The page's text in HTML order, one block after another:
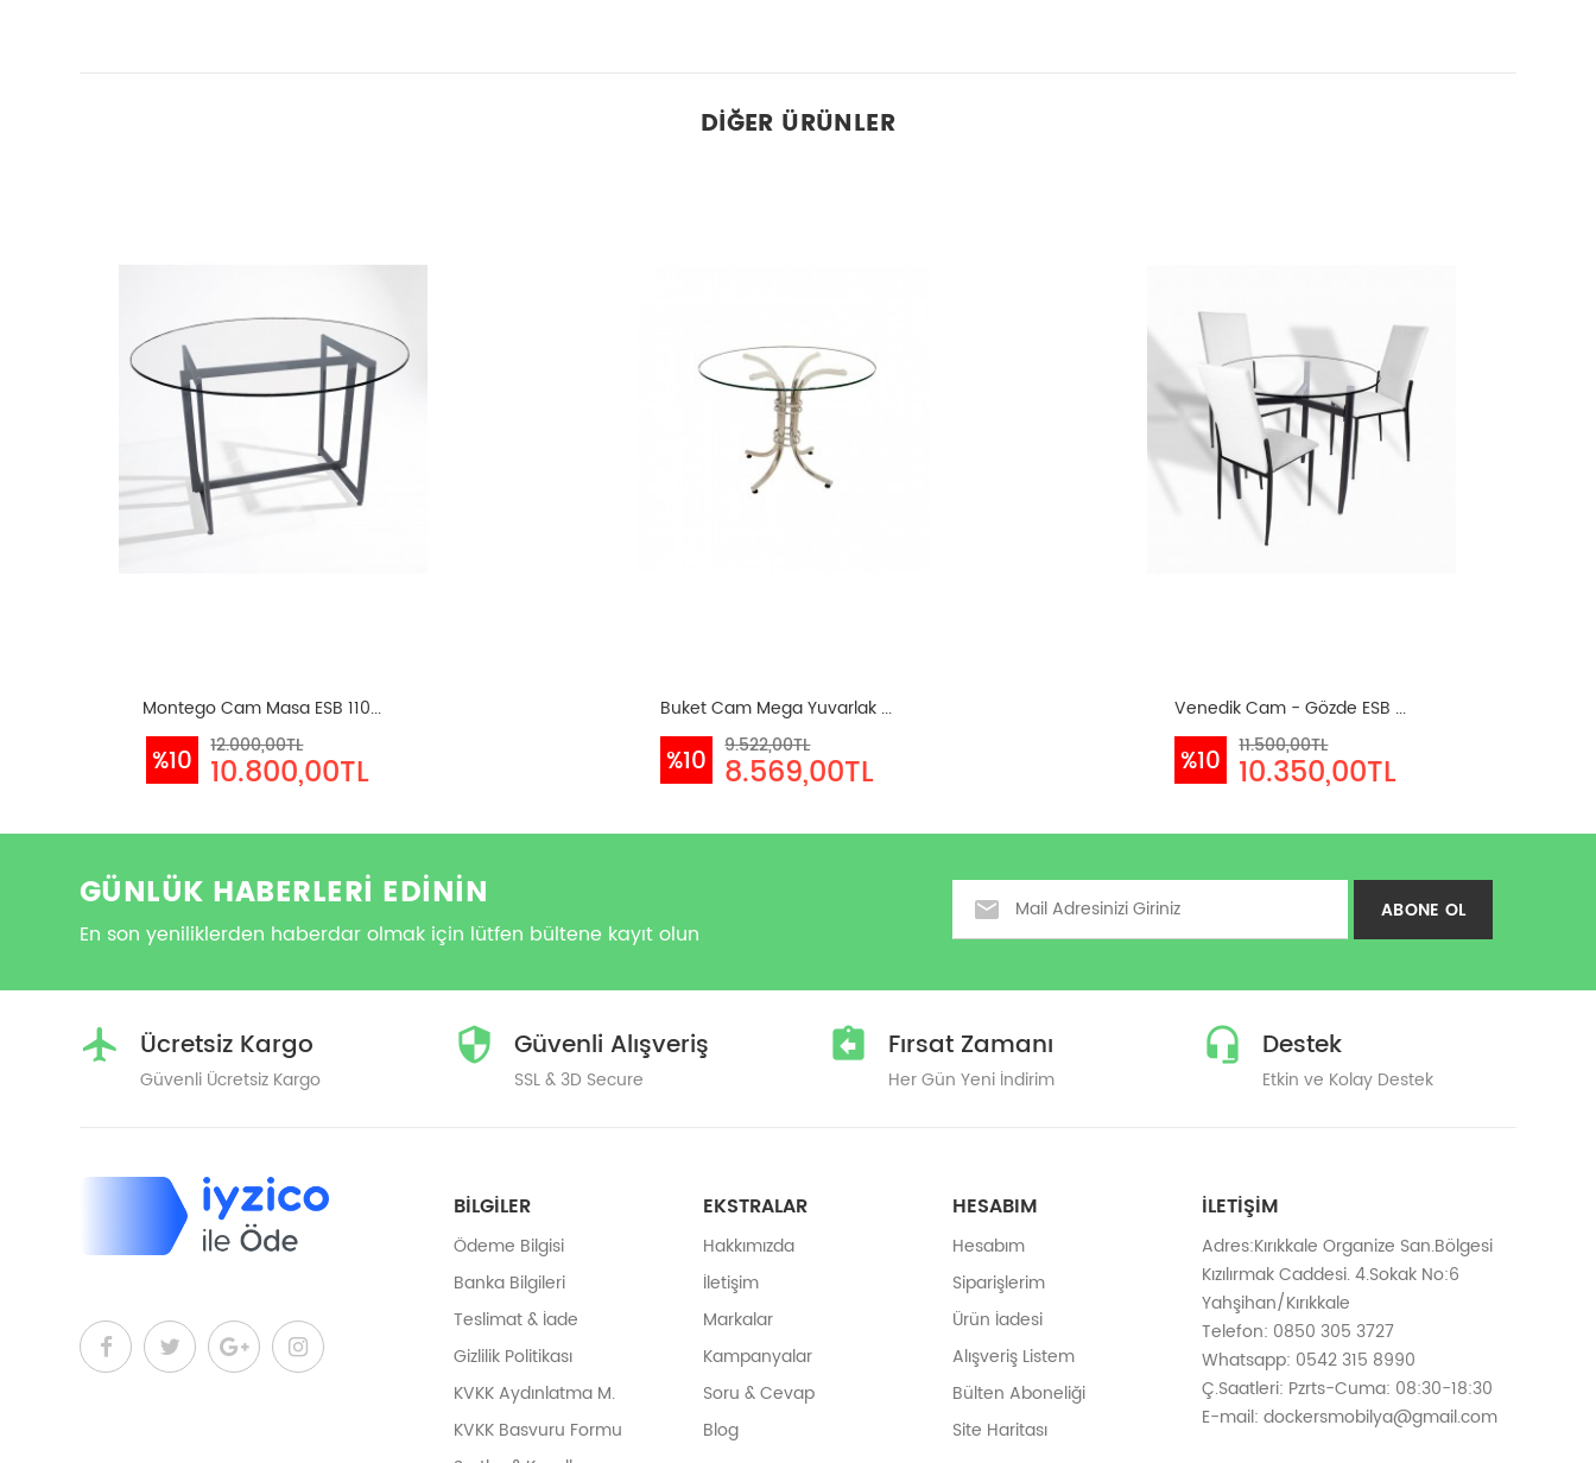
DIĞER ÜRÜNLER
Montego Cam Masa ESB 110...
%10 12.000,00TL
10.800,00TL
Buket Cam Mega Yuvarlak ...
%10 9.522,00TL
8.569,00TL
Venedik Cam - Gözde ESB ...
%10 11.500,00TL
10.350,00TL
GÜNLÜK HABERLERİ EDİNİN
En son yeniliklerden haberdar olmak için lütfen bültene kayıt olun
ABONE OL
Ücretsiz Kargo
Güvenli Ücretsiz Kargo
Güvenli Alışveriş
SSL & 3D Secure
Fırsat Zamanı
Her Gün Yeni İndirim
Destek
Etkin ve Kolay Destek
BILGILER
Ödeme Bilgisi
Banka Bilgileri
Teslimat & İade
Gizlilik Politikası
KVKK Aydınlatma M.
KVKK Basvuru Formu
EKSTRALAR
Hakkımızda
İletişim
Markalar
Kampanyalar
Soru & Cevap
Blog
HESABIM
Hesabım
Siparişlerim
Ürün İadesi
Alışveriş Listem
Bülten Aboneliği
Site Haritası
İLETIŞIM
Adres:Kırıkkale Organize San.Bölgesi
Kızılırmak Caddesi. 4.Sokak No:6
Yahşihan/Kırıkkale
Telefon: 0850 305 3727
Whatsapp: 0542 315 8990
Ç.Saatleri: Pzrts-Cuma: 08:30-18:30
E-mail: dockersmobilya@gmail.com